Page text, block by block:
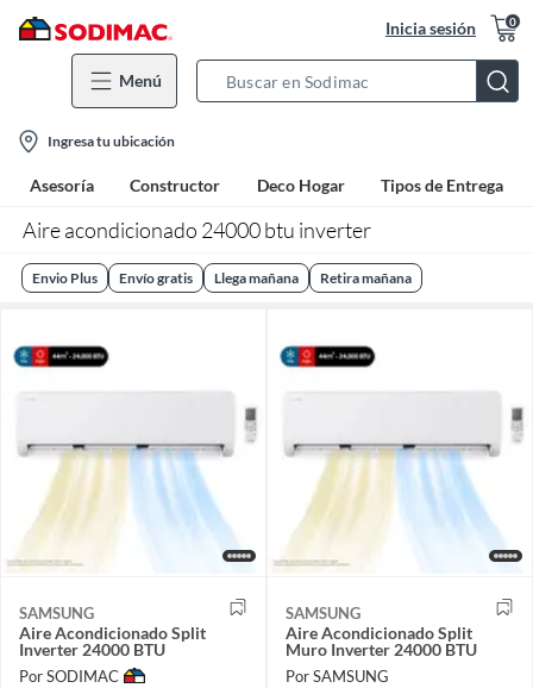
Inicia sesión 0
Menú
Bar
location-
icon
Ingresa tu ubicación
Asesoría Constructor Deco Hogar Tipos de Entrega
Aire acondicionado 24000 btu inverter
Envio Plus Envío gratis Llega mañana Retira mañana
SAMSUNG
Aire Acondicionado Split
Inverter 24000 BTU
Por SODIMAC
SAMSUNG
Aire Acondicionado Split
Muro Inverter 24000 BTU
Por SAMSUNG